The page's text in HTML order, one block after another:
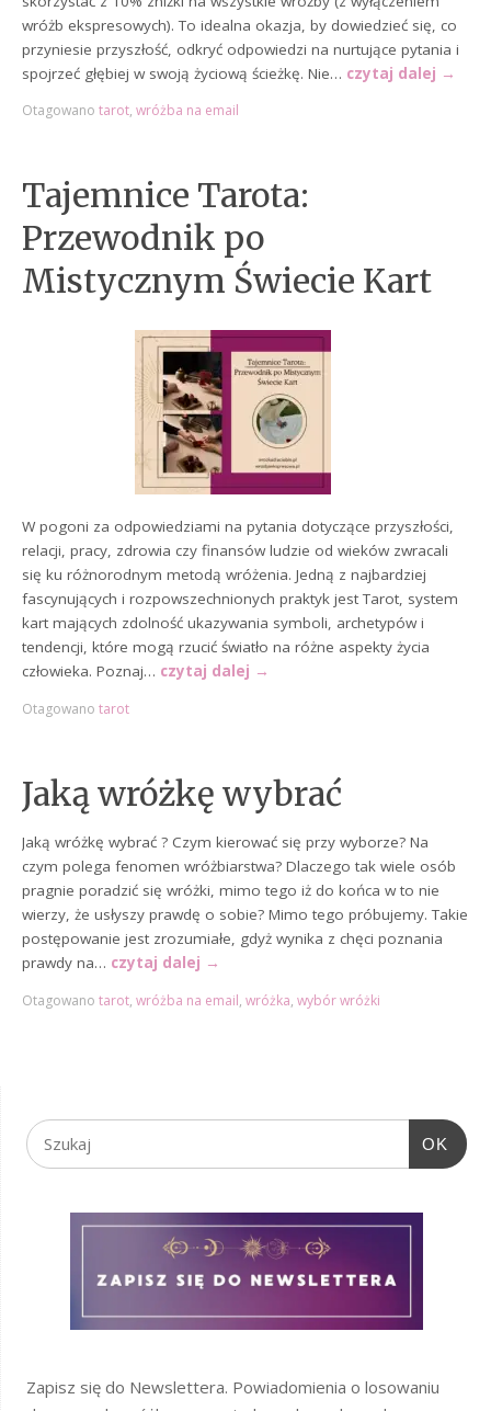
wróżb ekspresowych). To idealna okazja, by dowiedzieć się, co
przyniesie przyszłość, odkryć odpowiedzi na nurtujące pytania i
spojrzeć głębiej w swoją życiową ścieżkę. Nie… czytaj dalej →
Otagowanotarot,wróżba na email
Tajemnice Tarota:
Przewodnik po
Mistycznym Świecie Kart
W pogoni za odpowiedziami na pytania dotyczące przyszłości,
relacji, pracy, zdrowia czy finansów ludzie od wieków zwracali
się ku różnorodnym metodą wróżenia. Jedną z najbardziej
fascynujących i rozpowszechnionych praktyk jest Tarot, system
kart mających zdolność ukazywania symboli, archetypów i
tendencji, które mogą rzucić światło na różne aspekty życia
człowieka. Poznaj… czytaj dalej →
Otagowanotarot
Jaką wróżkę wybrać
Jaką wróżkę wybrać ? Czym kierować się przy wyborze? Na
czym polega fenomen wróżbiarstwa? Dlaczego tak wiele osób
pragnie poradzić się wróżki, mimo tego iż do końca w to nie
wierzy, że usłyszy prawdę o sobie? Mimo tego próbujemy. Takie
postępowanie jest zrozumiałe, gdyż wynika z chęci poznania
prawdy na… czytaj dalej →
Otagowanotarot,wróżba na email,wróżka,wybór wróżki
OK
Zapisz się do Newslettera. Powiadomienia o losowaniu